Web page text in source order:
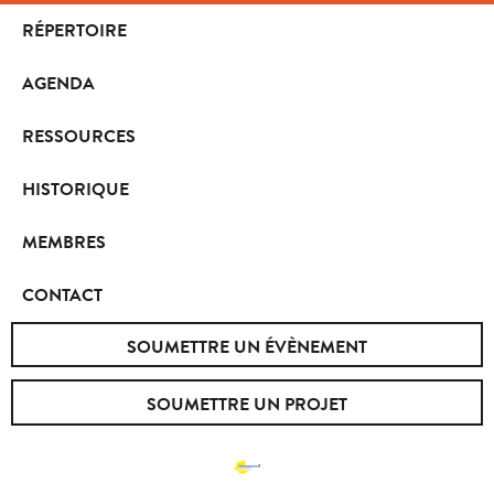
RÉPERTOIRE
AGENDA
RESSOURCES
HISTORIQUE
MEMBRES
CONTACT
SOUMETTRE UN ÉVÈNEMENT
SOUMETTRE UN PROJET